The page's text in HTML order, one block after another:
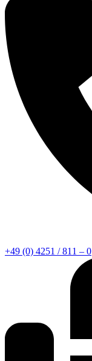
+49 (0) 4251 / 811 – 0